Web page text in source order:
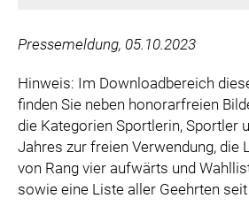
LOGOS
PRESSEKONTAKT
Pressemeldung, 05.10.2023
Hinweis: Im Downloadbereich
finden Sie neben honorarfreien
die Kategorien Sportlerin, Sportler
Jahres zur freien Verwendung, die
von Rang vier aufwärts und
sowie eine Liste aller Geehrten seit